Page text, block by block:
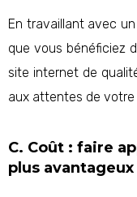
En travaillant avec
que vous bénéficiez
site internet de
aux attentes de votre
C. Coût : faire
plus